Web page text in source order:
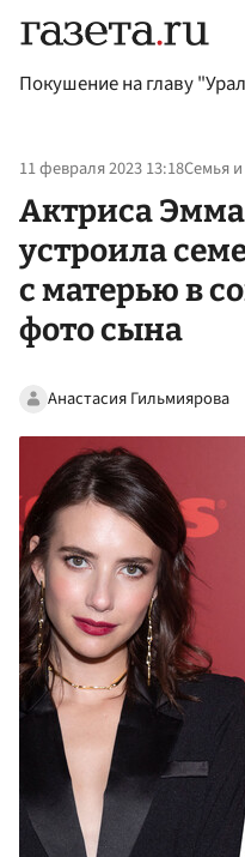
Покушение на главу
11 февраля 2023 13:18Семья
Актриса Эмма
устроила
с матерью в
фото сына
Анастасия Гильмиярова